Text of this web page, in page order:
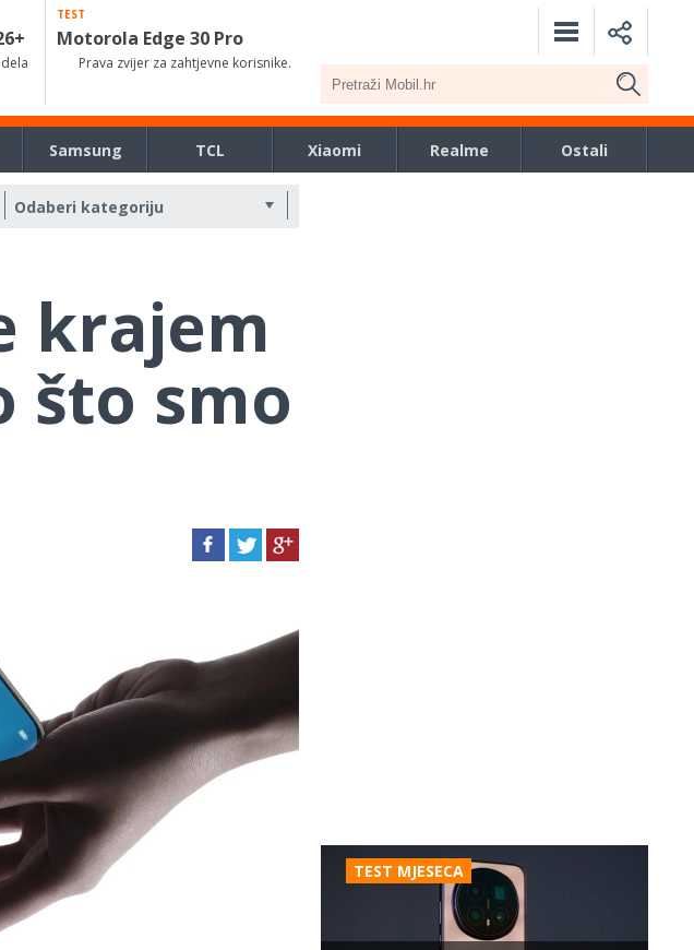
TEST
Motorola Edge 30 Pro
Prava zvijer za zahtjevne korisnike.
Samsung TCL Xiaomi Realme Ostali
krajem
što smo
TEST MJESECA